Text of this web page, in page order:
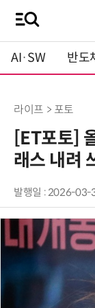
AI·SW 반도
라이프 > 포토
[ET포토]
래스 내려
발행일 : 2026-03-